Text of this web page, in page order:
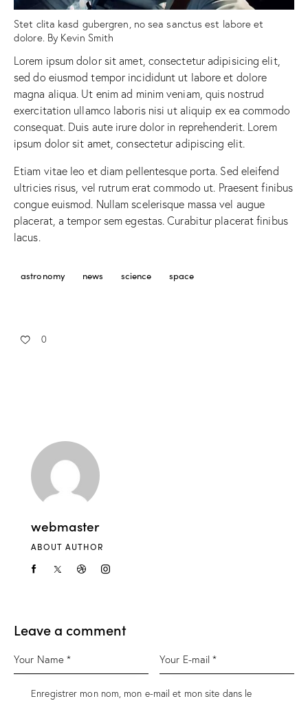
Stet clita kasd gubergren, no sea sanctus est labore et
dolore. By Kevin Smith
Lorem ipsum dolor sit amet, consectetur adipisicing elit,
sed do eiusmod tempor incididunt ut labore et dolore
magna aliqua. Ut enim ad minim veniam, quis nostrud
exercitation ullamco laboris nisi ut aliquip ex ea commodo
consequat. Duis aute irure dolor in reprehenderit. Lorem
ipsum dolor sit amet, consectetur adipiscing elit.
Etiam vitae leo et diam pellentesque porta. Sed eleifend
ultricies risus, vel rutrum erat commodo ut. Praesent finibus
congue euismod. Nullam scelerisque massa vel augue
placerat, a tempor sem egestas. Curabitur placerat finibus
lacus.
astronomy news science space
0
webmaster
ABOUT AUTHOR
Leave a comment
Enregistrer mon nom, mon e-mail et mon site dans le